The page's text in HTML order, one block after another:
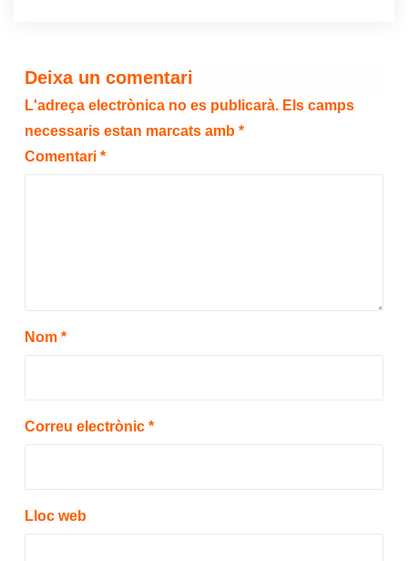
Deixa un comentari
L'adreça electrònica no es publicarà. Els camps
necessaris estan marcats amb *
Comentari *
Nom *
Correu electrònic *
Lloc web